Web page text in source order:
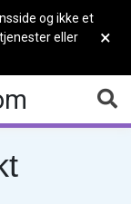
og ikke et
eller
×